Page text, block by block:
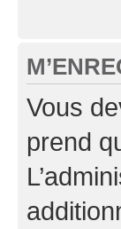
Vous
prend